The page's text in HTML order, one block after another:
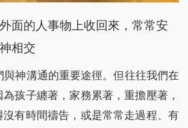
面的人事物上收回來，常常安
相交
與神溝通的重要途徑。但往往我們在
孩子纏著，家務累著，重擔壓著，
有時間禱告，或是常常走過程、有